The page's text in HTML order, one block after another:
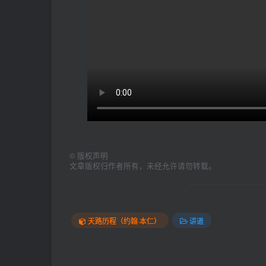
© 版权声明
文章版权归作者所有，未经允许请勿转载。
天路历程（约翰·本仁） 讲道